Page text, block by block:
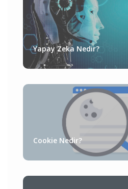
Yapay Zeka Nedir?
Cookie Nedir?